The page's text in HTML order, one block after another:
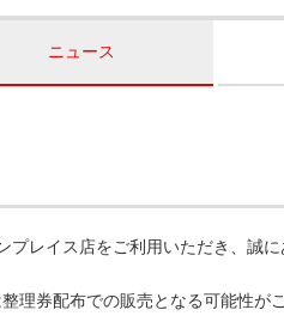
ニュース
レイス店をご利用いただき、誠に
理券配布での販売となる可能性がご